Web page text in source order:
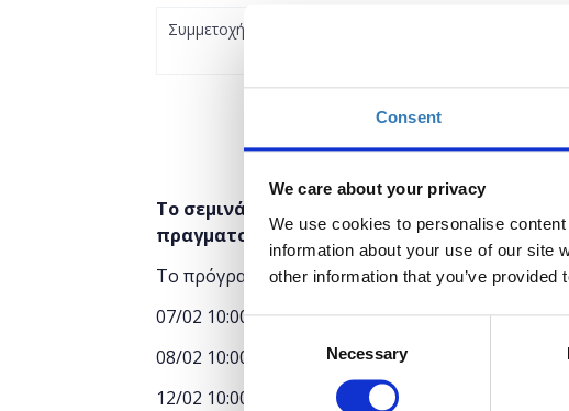
Consent
We care about your privacy
We use cookies to personalise
information about your use of our site
other information that you’ve
Consent
Selection
Necessary
Συμμετοχή
Το σεμινάριο θα ξεκινήσει στις 07/02 και θα
πραγματοποιηθεί σε τρεις φάσεις,
Το πρόγραμμα των μαθημάτων είναι:
07/02 10:00-14:00
08/02 10:00-14:00
12/02 10:00-14:00